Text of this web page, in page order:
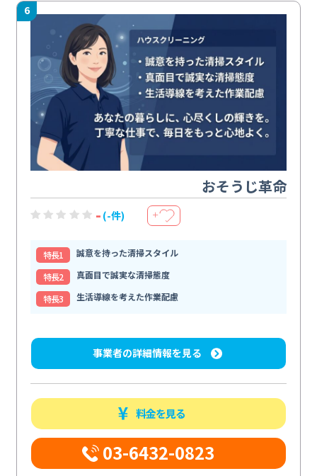
6
おそうじ革命
- (-件) ＋
特⻑1
誠意を持った清掃スタイル
特⻑2
真面目で誠実な清掃態度
特⻑3
生活導線を考えた作業配慮
事業者の詳細情報を見る
料金を見る
03-6432-0823